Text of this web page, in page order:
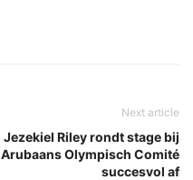
Next article
Jezekiel Riley rondt stage bij
Arubaans Olympisch Comité
succesvol af